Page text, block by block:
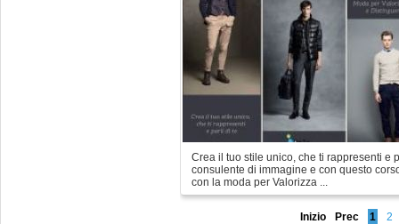
Crea il tuo stile unico, che ti rappresenti e
consulente di immagine e con questo
con la moda per Valorizza ...
Inizio Prec 1 2